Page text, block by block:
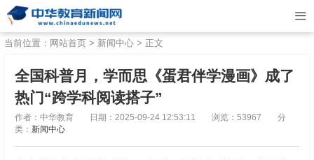
当前位置： 网站首页 > 新闻中心 > 正文
全国科普月，学而思《蛋君伴学漫画》成了
热门“跨学科阅读搭子”
作者：中华教育 日期：2025-09-24 12:53:11 浏览：53967
分
类： 新闻中心